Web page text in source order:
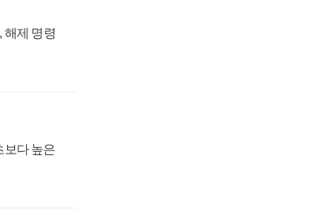
해제 명령
보다 높은